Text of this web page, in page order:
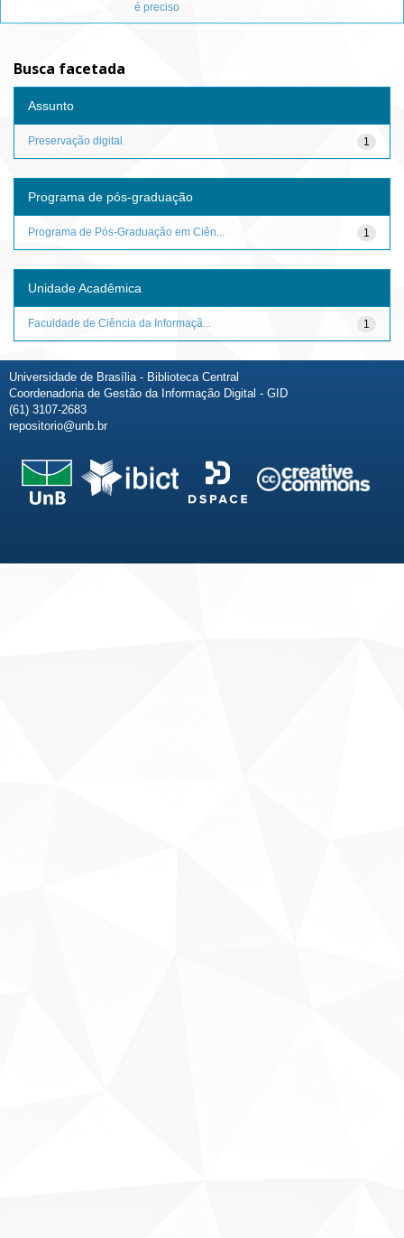
é preciso
Busca facetada
Assunto
1
Preservação digital
Programa de pós-graduação
1
Programa de Pós-Graduação em Ciên...
Unidade Acadêmica
1
Faculdade de Ciência da Informaçã...
Universidade de Brasília - Biblioteca Central
Coordenadoria de Gestão da Informação Digital - GID
(61) 3107-2683
repositorio@unb.br